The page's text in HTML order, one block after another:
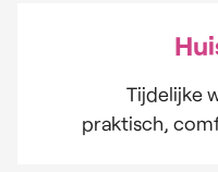
Tijdelijke
praktisch,